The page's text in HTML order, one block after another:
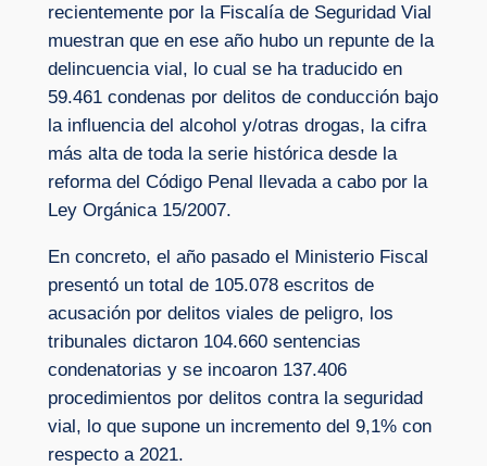
recientemente por la Fiscalía de Seguridad Vial
muestran que en ese año hubo un repunte de la
delincuencia vial, lo cual se ha traducido en
59.461 condenas por delitos de conducción bajo
la influencia del alcohol y/otras drogas, la cifra
más alta de toda la serie histórica desde la
reforma del Código Penal llevada a cabo por la
Ley Orgánica 15/2007.
En concreto, el año pasado el Ministerio Fiscal
presentó un total de 105.078 escritos de
acusación por delitos viales de peligro, los
tribunales dictaron 104.660 sentencias
condenatorias y se incoaron 137.406
procedimientos por delitos contra la seguridad
vial, lo que supone un incremento del 9,1% con
respecto a 2021.